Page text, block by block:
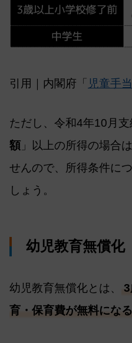
引用｜内閣府「 児童手
ただし、令和4年10月支
額 」以上の所得の場合
せんので、所得条件に
しょう。
幼児教育無償化
幼児教育無償化とは、
育・保育費が無料にな